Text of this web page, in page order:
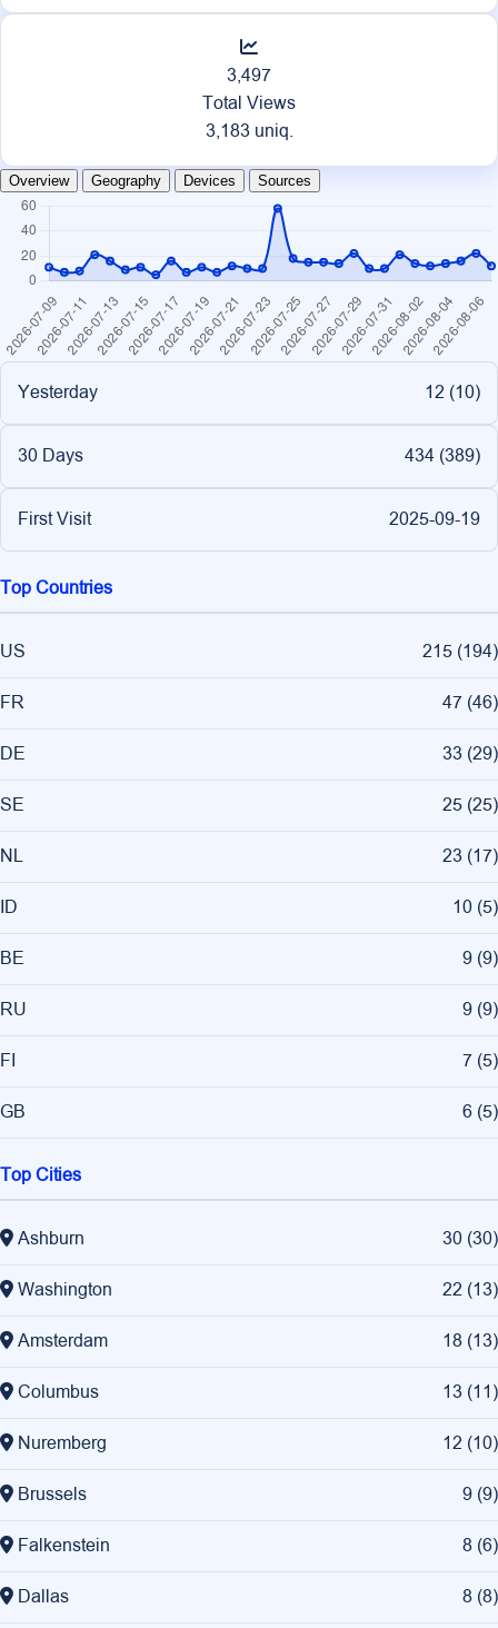
3,497
Total Views
3,183 uniq.
Overview Geography Devices Sources
Yesterday 12 (10)
30 Days 434 (389)
First Visit 2025-09-19
Top Countries
US 215 (194)
FR 47 (46)
DE 33 (29)
SE 25 (25)
NL 23 (17)
ID 10 (5)
BE 9 (9)
RU 9 (9)
FI 7 (5)
GB 6 (5)
Top Cities
Ashburn 30 (30)
Washington 22 (13)
Amsterdam 18 (13)
Columbus 13 (11)
Nuremberg 12 (10)
Brussels 9 (9)
Falkenstein 8 (6)
Dallas 8 (8)